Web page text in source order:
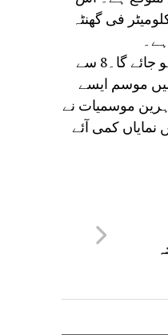
بعض مقامات پر گرج چمک کے ساتھ بوندا باندی بھی ہوگی۔ اس دن 30 سے40 کلومیٹر فی گھنٹہ
محکمہ موسمیات کے مطابق دہلی اور این سی آر میں 7 اکتوبر کے بعد موسم صاف ہو جائے گا۔8 سے
موسم ایسے
موسمیات نے
کمی آئے